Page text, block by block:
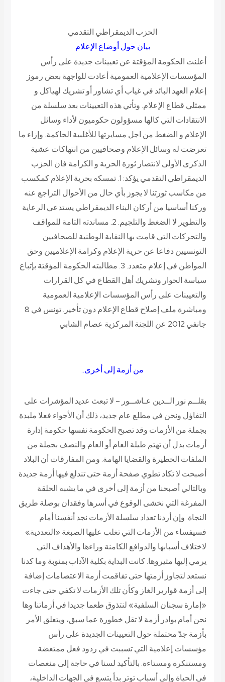
الحزب الديمقراطي التقدمي
بيان حول أوضاع الإعلام
أعلنت الحكومة المؤقتة عن تعيينات جديدة على رأس
المؤسسات الإعلامية العمومية أعادت للواجهة بعض رموز
إعلام العهد البائد في غياب أي تشاور أو تشريك لهياكل و
ممثلي قطاع الإعلام. وتأتي هذه التعيينات بعد سلسلة من
الانتقادات التي كالها مسؤولون حكوميون لأداء وسائل
الإعلام و الضغط من اجل مسايرتها للأغلبية الحاكمة. وإزاء ما
تعرضت له وسائل الإعلام وصحافيين من انتهاكات عشية
الذكرى الأولى لانتصار ثورة الحرية و الكرامة فان الحزب
الديمقراطي التقدمي يؤكد: 1. تمسكه بحرية الإعلام كمكسب
من مكاسب ثورتنا لا يجوز بأي حال من الأحوال التراجع عنه
وركنا أساسيا من أركان البناء الديمقراطي يستدعي الرعاية
والتطوير لا الضغط والتلجيم. 2. مساندته التامة للمواقف
والتحركات التي قامت بها النقابة الوطنية للصحافيين
التونسيين دفاعا عن حرية الإعلام وكرامة الإعلاميين وحق
المواطن في إعلام متعدد. 3. مطالبته الحكومة المؤقتة بإتباع
سياسة الحوار وتشريك أهل القطاع في كل القرارات
والتعيينات على رأس المؤسسات الإعلامية العمومية
ومباشرة ملف إصلاح قطاع الإعلام دون تأخير. تونس في 8
جانفي 2012 عن اللجنة المركزية
عصام الشابي
من أزمة إلى أخرى..
بقلــم نور الــدين عـاشــور – لا تبعث عديد المؤشرات على
التفاؤل ونحن في مطلع عام جديد، ذلك أن الأجواء فعلا ملبدة
بجملة من الأزمات وقد تصبح الحكومة نفسها حكومة إدارة
أزمات بدل أن تهتم طيلة العام أو العام والنصف بجملة من
الملفات الخطيرة والقضايا الهامة. ومن المفارقات أن البلاد
أصبحت لا تكاد تطوي صفحة أزمة حتى تندلع فيها أزمة جديدة
وبالتالي أصبحنا من أزمة إلى أخرى في ما يشبه الحلقة
المفرغة التي نخشى الوقوع في أسرها وفقدان بوصلة طريق
النجاة. وإن أردنا تعداد سلسلة الأزمات نجد أنفسنا أمام
فسيفساء من الأزمات التي تغلب عليها الصبغة «التعددية»
لاختلاف أسبابها والدوافع الكامنة وراءها والأهداف التي
يرمي إليها مثيروها. كانت البداية بكلية الآداب بمنوبة وما كدنا
نستعد لتجاوز أزمتها حتى تفاقمت أزمة الاعتصامات إضافة
إلى أزمة قوارير الغاز وكأن تلك الأزمات لا تكفي حتى جاءت
«إمارة سجنان السلفية» لنتذوق طعما جديدا في أزماتنا وها
نحن أمام بوادر أزمة لا تقل خطورة عما سبق، ويتعلق الأمر
بأزمة جدّ محتملة حول التعيينات الجديدة على رأس
مؤسسات إعلامية التي تسببت في ردود فعل ممتعضة
ومستنكرة ومستاءة. بالتأكيد لسنا في حاجة إلى منغصات
في الحياة وإلى أسباب توتر بدأ يتسع في الجهات الداخلية،